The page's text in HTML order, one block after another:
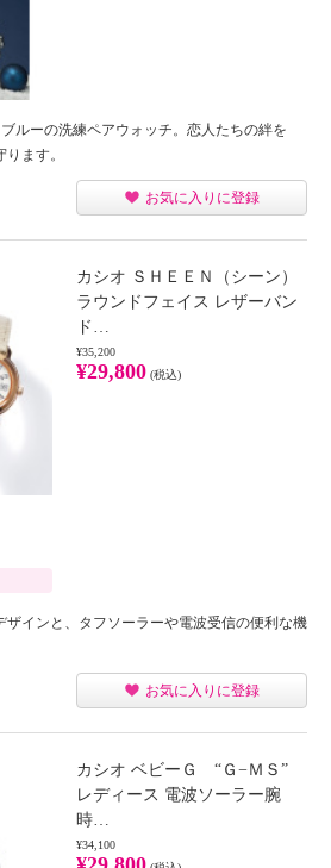
ルーの洗練ペアウォッチ。恋人たちの絆を
ます。
お気に入りに登録
カシオ ＳＨＥＥＮ（シーン）
ラウンドフェイス レザーバン
ド…
¥35,200
¥29,800 (税込)
ザインと、タフソーラーや電波受信の便利な機
お気に入りに登録
カシオ ベビーＧ “Ｇ−ＭＳ”
レディース 電波ソーラー腕
時…
¥34,100